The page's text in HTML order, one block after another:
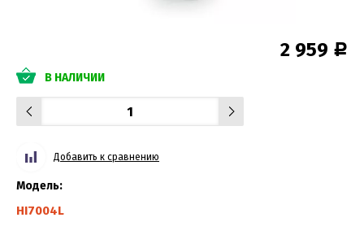
2 959 Р
В НАЛИЧИИ
Добавить к сравнению
Модель:
HI7004L